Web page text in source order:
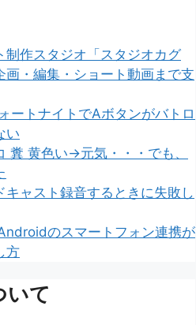
制作スタジオ「スタジオカグ
画・編集・ショート動画まで支
ートナイトでAボタンがバトロ
い
糞 黄色い→元気・・・でも、
キャスト録音するときに失敗し
のスマートフォン連携が
方
いて